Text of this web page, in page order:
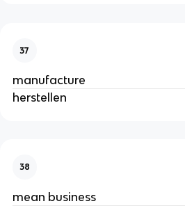
37
manufacture
herstellen
38
mean business